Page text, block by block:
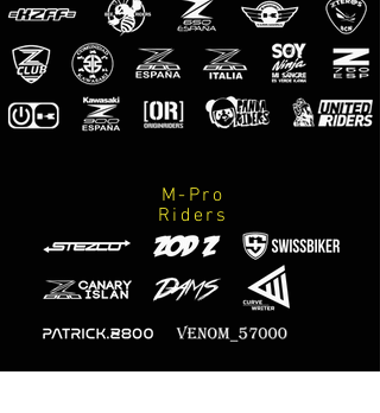
M-Pro
Riders